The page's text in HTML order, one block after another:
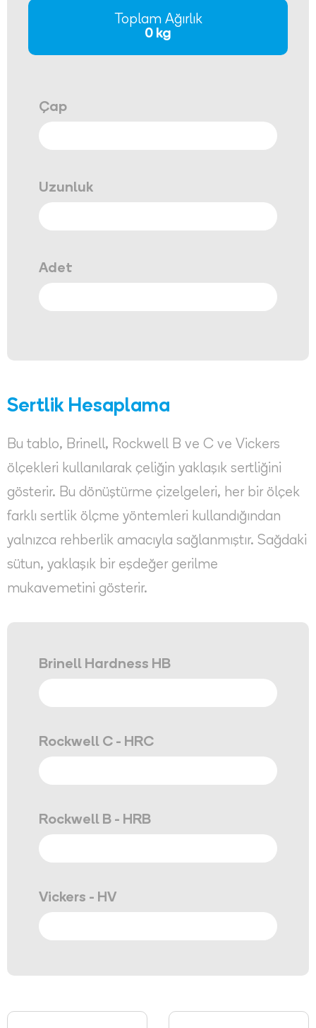
Çap
Uzunluk
Adet
Toplam Ağırlık
0 kg
Sertlik Hesaplama
Bu tablo, Brinell, Rockwell B ve C ve Vickers
ölçekleri kullanılarak çeliğin yaklaşık sertliğini
gösterir. Bu dönüştürme çizelgeleri, her bir ölçek
farklı sertlik ölçme yöntemleri kullandığından
yalnızca rehberlik amacıyla sağlanmıştır. Sağdaki
sütun, yaklaşık bir eşdeğer gerilme
mukavemetini gösterir.
Brinell Hardness HB
Rockwell C - HRC
Rockwell B - HRB
Vickers - HV